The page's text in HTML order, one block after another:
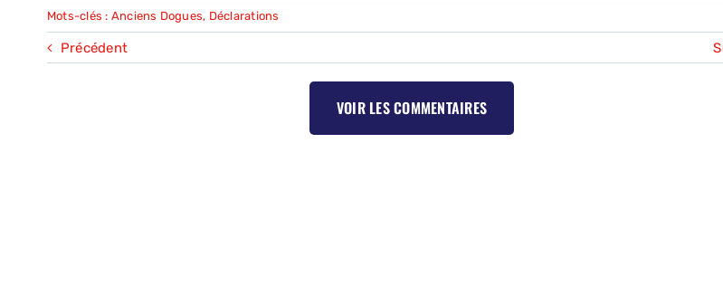
Mots-clés : Anciens Dogues, Déclarations
Précédent
VOIR LES COMMENTAIRES